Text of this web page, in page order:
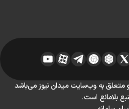
به وب‌سایت میدان نیوز می‌باشد
بلامانع است.